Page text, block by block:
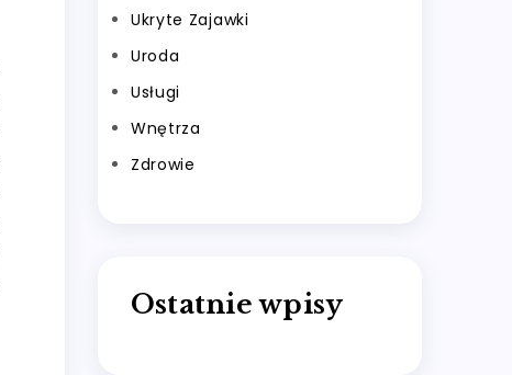
Ukryte Zajawki
Uroda
Usługi
Wnętrza
Zdrowie
Ostatnie wpisy